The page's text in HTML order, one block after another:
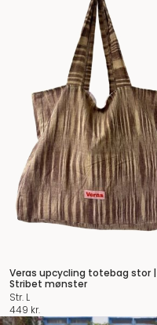
Veras upcycling totebag stor |
Stribet mønster
Str. L
449 kr.